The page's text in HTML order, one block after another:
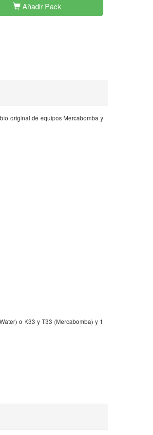
Añadir Pack
original de equipos Mercabomba y
o K33 y T33 (Mercabomba) y 1